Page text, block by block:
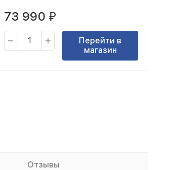
73 990 ₽
Перейти в
магазин
Отзывы